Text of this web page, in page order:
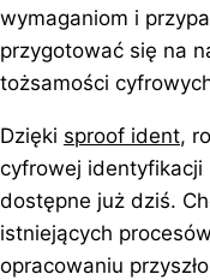
wymaganiom i
przygotować się na
tożsamości
Dzięki sproof ident,
cyfrowej identyfikacji
dostępne już dziś.
istniejących
opracowaniu